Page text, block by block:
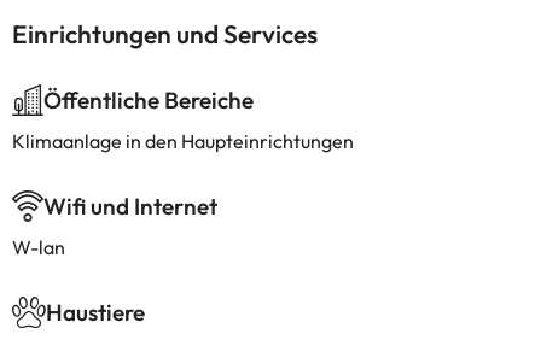
Einrichtungen und Services
Öffentliche Bereiche
Klimaanlage in den Haupteinrichtungen
Wifi und Internet
W-lan
Haustiere